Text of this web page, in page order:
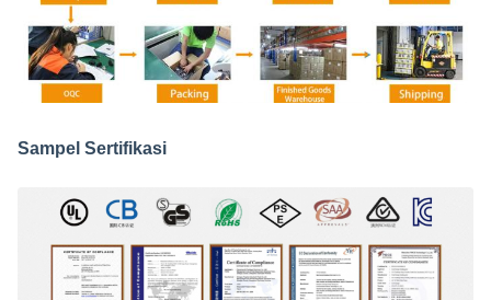
Sampel Sertifikasi